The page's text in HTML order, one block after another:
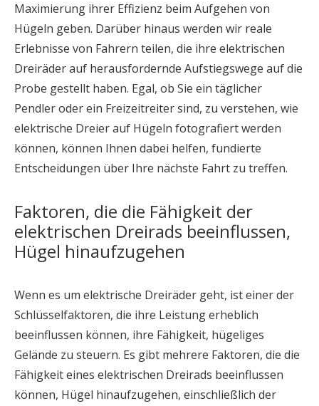
Maximierung ihrer Effizienz beim Aufgehen von
Hügeln geben. Darüber hinaus werden wir reale
Erlebnisse von Fahrern teilen, die ihre elektrischen
Dreiräder auf herausfordernde Aufstiegswege auf die
Probe gestellt haben. Egal, ob Sie ein täglicher
Pendler oder ein Freizeitreiter sind, zu verstehen, wie
elektrische Dreier auf Hügeln fotografiert werden
können, können Ihnen dabei helfen, fundierte
Entscheidungen über Ihre nächste Fahrt zu treffen.
Faktoren, die die Fähigkeit der
elektrischen Dreirads beeinflussen,
Hügel hinaufzugehen
Wenn es um elektrische Dreiräder geht, ist einer der
Schlüsselfaktoren, die ihre Leistung erheblich
beeinflussen können, ihre Fähigkeit, hügeliges
Gelände zu steuern. Es gibt mehrere Faktoren, die die
Fähigkeit eines elektrischen Dreirads beeinflussen
können, Hügel hinaufzugehen, einschließlich der